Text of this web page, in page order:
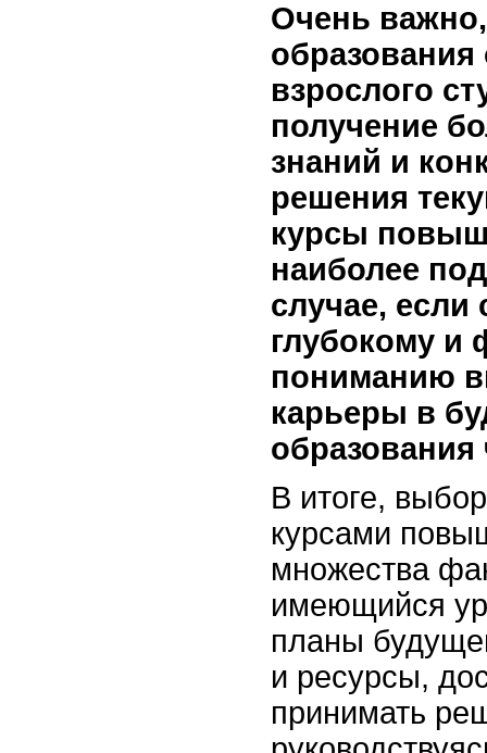
Очень
взрослого
получение
знаний и
решения
курсы
наиболее
случае, если
глубокому и
пониманию
карьеры в
образования
В итоге,
курсами
множества
имеющийся
планы
и ресурсы,
принимать